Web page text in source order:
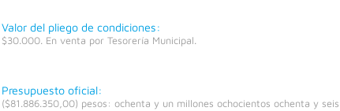
Valor del pliego de condiciones:
$30.000. En venta por Tesorería Municipal.
Presupuesto oficial:
($81.886.350,00) pesos: ochenta y un millones ochocientos ochenta y